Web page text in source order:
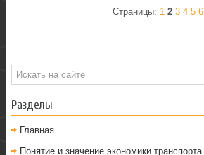
Страницы: 1 2 3 4 5 6
Разделы
Главная
Понятие и значение экономики транспорта